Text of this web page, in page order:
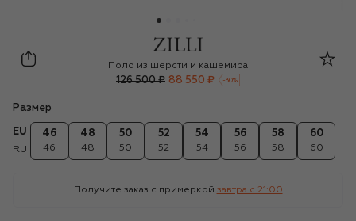
Zilli
Поло из шерсти и кашемира
126 500 ₽ 88 550 ₽ -30%
Размер
EU
RU
46
46
48
48
50
50
52
52
54
54
56
56
58
58
60
60
Получите заказ с примеркой завтра c 21:00